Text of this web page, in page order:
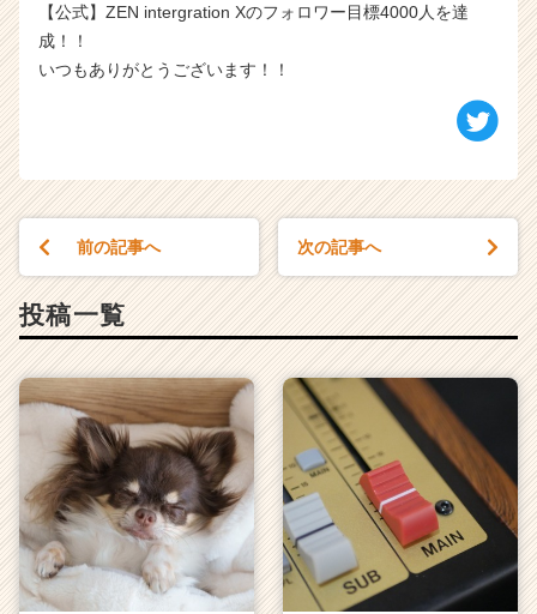
【公式】ZEN intergration Xのフォロワー目標4000人を達
成！！
いつもありがとうございます！！
前の記事へ 次の記事へ
投稿一覧